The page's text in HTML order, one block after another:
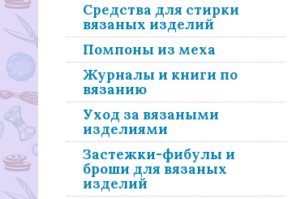
Средства для стирки
вязаных изделий
Помпоны из меха
Журналы и книги по
вязанию
Уход за вязаными
изделиями
Застежки-фибулы и
броши для вязаных
изделий